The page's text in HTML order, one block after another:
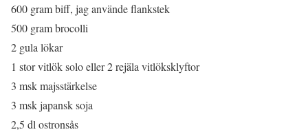
600 gram biff, jag använde flankstek
500 gram brocolli
2 gula lökar
1 stor vitlök solo eller 2 rejäla vitlöksklyftor
3 msk majsstärkelse
3 msk japansk soja
2,5 dl ostronsås